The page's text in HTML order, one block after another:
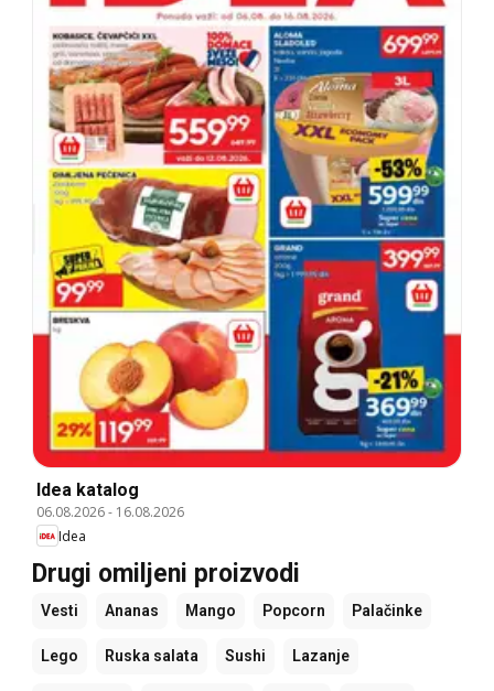
Idea katalog
06.08.2026- 16.08.2026
Idea
Drugi omiljeni proizvodi
Vesti Ananas Mango Popcorn Palačinke
Lego Ruska salata Sushi Lazanje